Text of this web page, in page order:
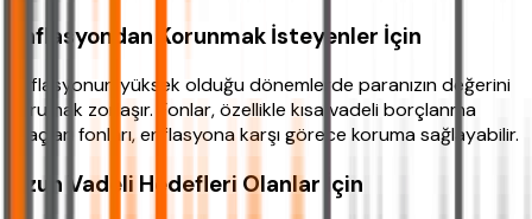
Enflasyondan Korunmak İsteyenler İçin
Enflasyonun yüksek olduğu dönemlerde paranızın değerini
korumak zorlaşır. Fonlar, özellikle kısa vadeli borçlanma
araçları fonları, enflasyona karşı görece koruma sağlayabilir.
Uzun Vadeli Hedefleri Olanlar İçin